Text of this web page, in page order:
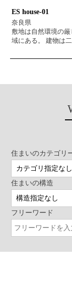
です。
ES house-01
奈良県
敷地は自然環境の
域にある。 建物は
個室や家族室など
っている。外家は
ら取り込み、自然
られる穏やかな環
つくっている。そ
容力のある外家が
また各々の部屋には
トな半外部空間が
自然が身近にある。
では自然の営みと
活があり、刻々と変
で満たされた空間で
五感はますます研ぎ
いく。 分類 建築
クリートの家 関西
住まいのカテゴリ
住まいの構造
フリーワード